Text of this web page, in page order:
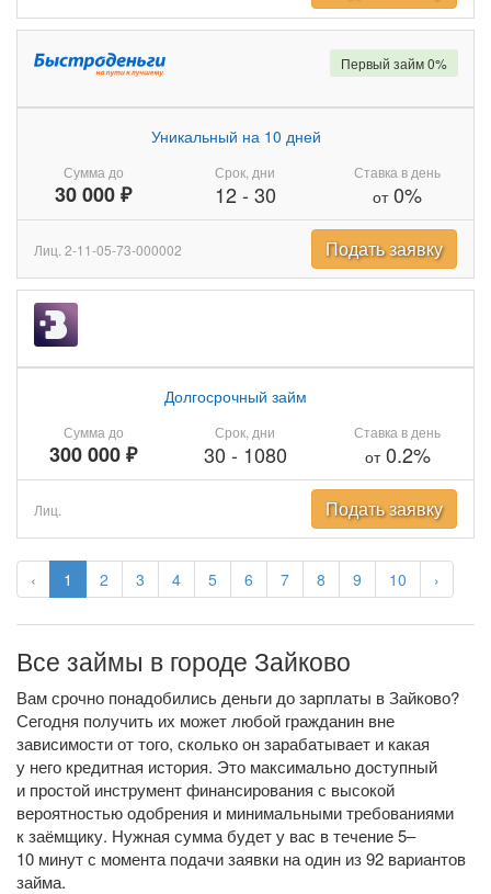
‹ 1 2 3 4 5 6 7 8 9 10 ›
Сумма до
30 000 ₽
Уникальный на 10 дней
Срок, дни
12- 30
Ставка в день
от0%
Первый займ 0%
Лиц. 2-11-05-73-000002 Подать заявку
Сумма до
300 000 ₽
Долгосрочный займ
Срок, дни
30 - 1080
Ставка в день
от0.2%
Лиц. Подать заявку
Все займы в городе Зайково
Вам срочно понадобились деньги до зарплаты в Зайково?
Сегодня получить их может любой гражданин вне
зависимости от того, сколько он зарабатывает и какая
у него кредитная история. Это максимально доступный
и простой инструмент финансирования с высокой
вероятностью одобрения и минимальными требованиями
к заёмщику. Нужная сумма будет у вас в течение 5–
10 минут с момента подачи заявки на один из 92 вариантов
займа.